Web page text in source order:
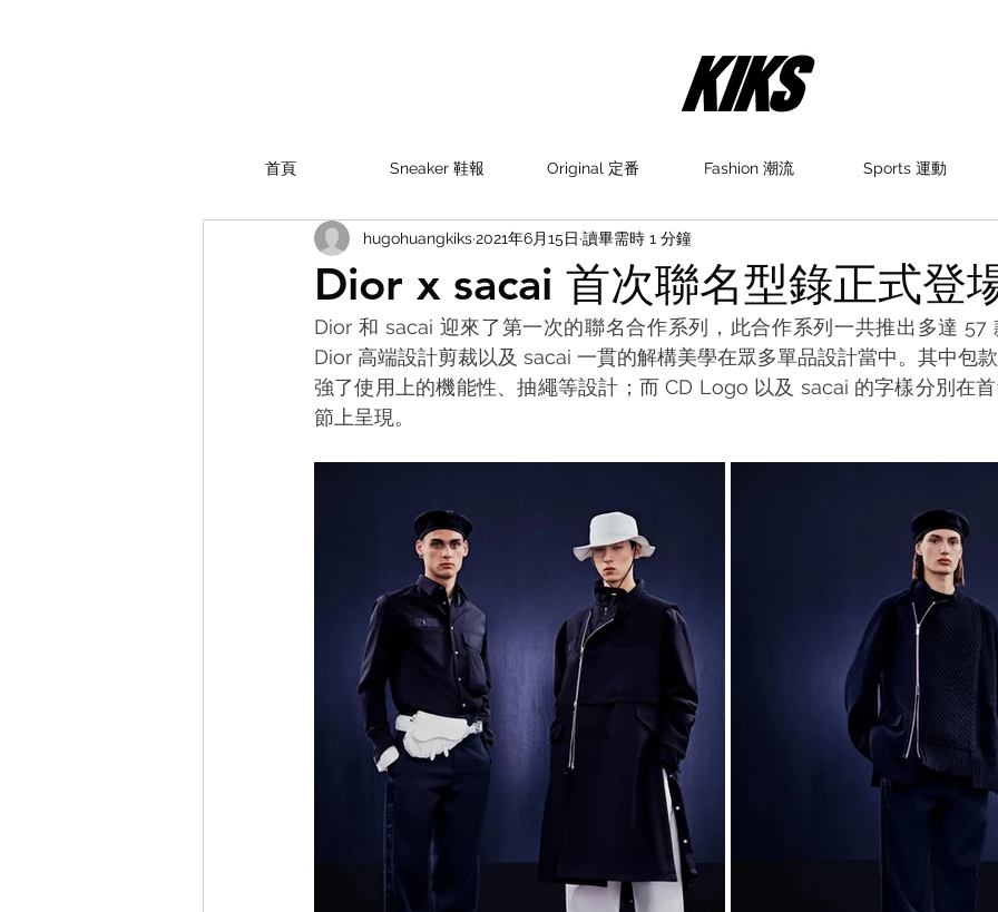
首頁 Sneaker 鞋報 Original 定番 Fashion 潮流 Sports 運動
Dior x sacai 首次聯名型錄正式登
hugohuangkiks2021年6月15日 讀畢需時 1 分鐘
Dior 和 sacai 迎來了第一次的聯名合作系列，此合作系列一共推出多達 57
Dior 高端設計剪裁以及 sacai 一貫的解構美學在眾多單品設計當中。其中包
強了使用上的機能性、抽繩等設計；而 CD Logo 以及 sacai 的字樣分別在
節上呈現。